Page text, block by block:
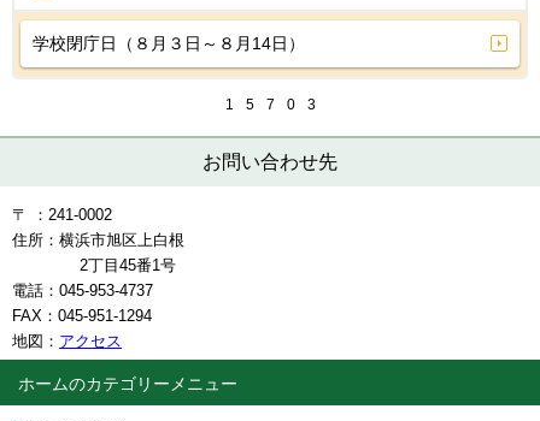
ホーム
学校閉庁日（８月３日～８月14日）
1 5 7 0 3
お問い合わせ先
〒 ：241-0002
住所：横浜市旭区上白根
2丁目45番1号
電話：045-953-4737
FAX：045-951-1294
地図： アクセス